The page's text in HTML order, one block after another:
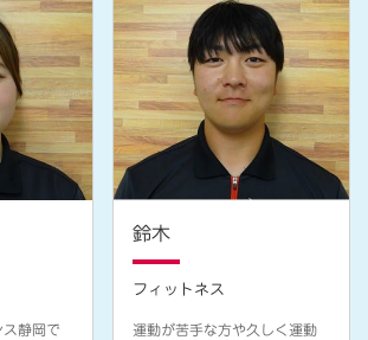
ス静岡で
鈴木
フィットネス
運動が苦手な方や久しく運動